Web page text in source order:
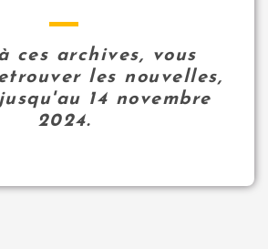
ces archives, vous
les nouvelles,
14 novembre
2024.